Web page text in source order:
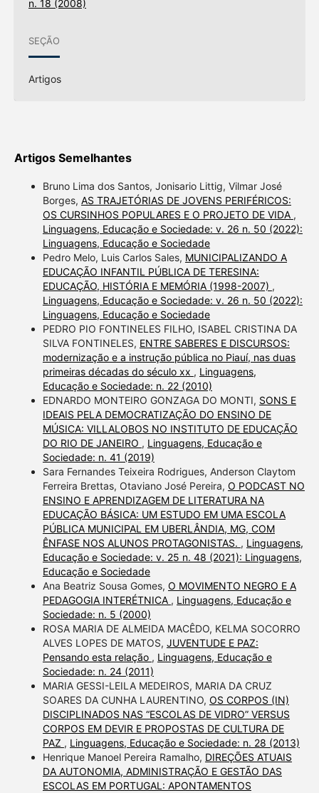
n. 18 (2008)
SEÇÃO
Artigos
Artigos Semelhantes
Bruno Lima dos Santos, Jonisario Littig, Vilmar José
Borges, AS TRAJETÓRIAS DE JOVENS PERIFÉRICOS:
OS CURSINHOS POPULARES E O PROJETO DE VIDA ,
Linguagens, Educação e Sociedade: v. 26 n. 50 (2022):
Linguagens, Educação e Sociedade
Pedro Melo, Luis Carlos Sales, MUNICIPALIZANDO A
EDUCAÇÃO INFANTIL PÚBLICA DE TERESINA:
EDUCAÇÃO, HISTÓRIA E MEMÓRIA (1998-2007) ,
Linguagens, Educação e Sociedade: v. 26 n. 50 (2022):
Linguagens, Educação e Sociedade
PEDRO PIO FONTINELES FILHO, ISABEL CRISTINA DA
SILVA FONTINELES, ENTRE SABERES E DISCURSOS:
modernização e a instrução pública no Piauí, nas duas
primeiras décadas do século xx , Linguagens,
Educação e Sociedade: n. 22 (2010)
EDNARDO MONTEIRO GONZAGA DO MONTI, SONS E
IDEAIS PELA DEMOCRATIZAÇÃO DO ENSINO DE
MÚSICA: VILLALOBOS NO INSTITUTO DE EDUCAÇÃO
DO RIO DE JANEIRO , Linguagens, Educação e
Sociedade: n. 41 (2019)
Sara Fernandes Teixeira Rodrigues, Anderson Claytom
Ferreira Brettas, Otaviano José Pereira, O PODCAST NO
ENSINO E APRENDIZAGEM DE LITERATURA NA
EDUCAÇÃO BÁSICA: UM ESTUDO EM UMA ESCOLA
PÚBLICA MUNICIPAL EM UBERLÂNDIA, MG, COM
ÊNFASE NOS ALUNOS PROTAGONISTAS. , Linguagens,
Educação e Sociedade: v. 25 n. 48 (2021): Linguagens,
Educação e Sociedade
Ana Beatriz Sousa Gomes, O MOVIMENTO NEGRO E A
PEDAGOGIA INTERÉTNICA , Linguagens, Educação e
Sociedade: n. 5 (2000)
ROSA MARIA DE ALMEIDA MACÊDO, KELMA SOCORRO
ALVES LOPES DE MATOS, JUVENTUDE E PAZ:
Pensando esta relação , Linguagens, Educação e
Sociedade: n. 24 (2011)
MARIA GESSI-LEILA MEDEIROS, MARIA DA CRUZ
SOARES DA CUNHA LAURENTINO, OS CORPOS (IN)
DISCIPLINADOS NAS “ESCOLAS DE VIDRO” VERSUS
CORPOS EM DEVIR E PROPOSTAS DE CULTURA DE
PAZ , Linguagens, Educação e Sociedade: n. 28 (2013)
Henrique Manoel Pereira Ramalho, DIREÇÕES ATUAIS
DA AUTONOMIA, ADMINISTRAÇÃO E GESTÃO DAS
ESCOLAS EM PORTUGAL: APONTAMENTOS